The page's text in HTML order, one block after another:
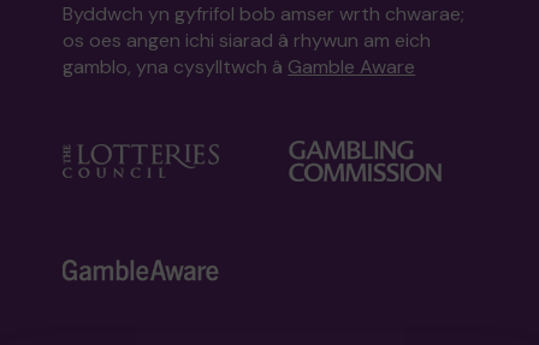
Byddwch yn gyfrifol bob amser wrth chwarae;
os oes angen ichi siarad â rhywun am eich
gamblo, yna cysylltwch â Gamble Aware